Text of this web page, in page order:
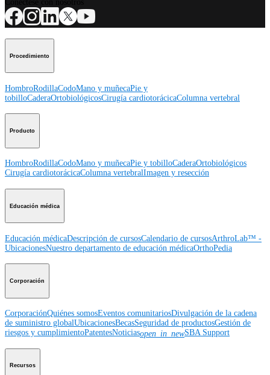
Procedimiento
HombroRodillaCodoMano y muñecaPie y
tobilloCaderaOrtobiológicosCirugía cardiotorácicaColumna vertebral
Producto
HombroRodillaCodoMano y muñecaPie y tobilloCaderaOrtobiológicos
Cirugía cardiotorácicaColumna vertebralImagen y resección
Educación médica
Educación médicaDescripción de cursosCalendario de cursosArthroLab™ -
UbicacionesNuestro departamento de educación médicaOrthoPedia
Corporación
CorporaciónQuiénes somosEventos comunitariosDivulgación de la cadena
de suministro globalUbicacionesBecasSeguridad de productosGestión de
riesgos y cumplimientoPatentesNoticiasopen_in_newSBA Support
Recursos